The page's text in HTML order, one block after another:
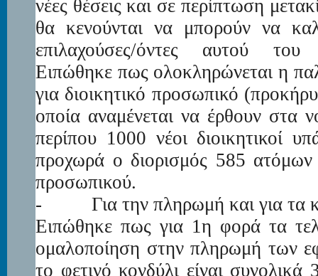
νέες θέσεις και σε περίπτωση
θα κενούνται να μπορούν να
επιλαχούσες/όντες αυτού του
Ειπώθηκε πως ολοκληρώνεται η
για διοικητικό προσωπικό
οποία αναμένεται να έρθουν στα
περίπου 1000 νέοι διοικητικοί
προχωρά ο διορισμός 585 ατόμων
προσωπικού.
- Για την πληρωμή και για τα
Ειπώθηκε πως για 1η φορά τα
ομαλοποίηση στην πληρωμή των
το φετινό κονδύλι είναι